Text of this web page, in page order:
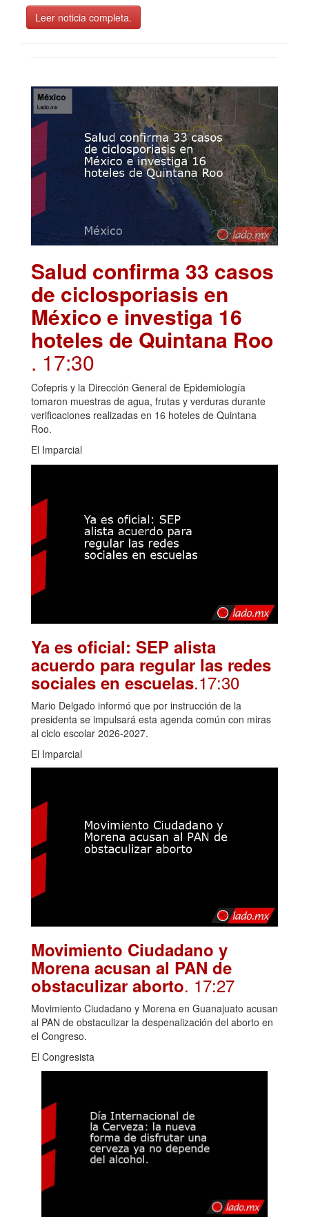
Leer noticia completa.
Salud confirma 33 casos
de ciclosporiasis en
México e investiga 16
hoteles de Quintana Roo
. 17:30
Cofepris y la Dirección General de Epidemiología
tomaron muestras de agua, frutas y verduras durante
verificaciones realizadas en 16 hoteles de Quintana
Roo.
El Imparcial
Ya es oficial: SEP alista
acuerdo para regular las redes
sociales en escuelas.17:30
Mario Delgado informó que por instrucción de la
presidenta se impulsará esta agenda común con miras
al ciclo escolar 2026-2027.
El Imparcial
Movimiento Ciudadano y
Morena acusan al PAN de
obstaculizar aborto. 17:27
Movimiento Ciudadano y Morena en Guanajuato acusan
al PAN de obstaculizar la despenalización del aborto en
el Congreso.
El Congresista